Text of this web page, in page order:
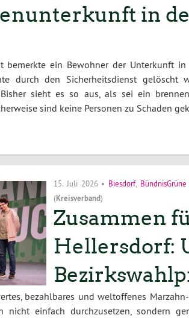
in
bemerkte ein Bewohner der Unterkunft
durch den Sicherheitsdienst gelöscht
sieht es so aus, als sei ein
sind keine Personen zu Schaden
15. Juli 2026• Biesdorf,
(Kreisverband)
Zusammen
Hellersdorf:
bezahlbares und weltoffenes
nicht einfach durchzusetzen, sondern